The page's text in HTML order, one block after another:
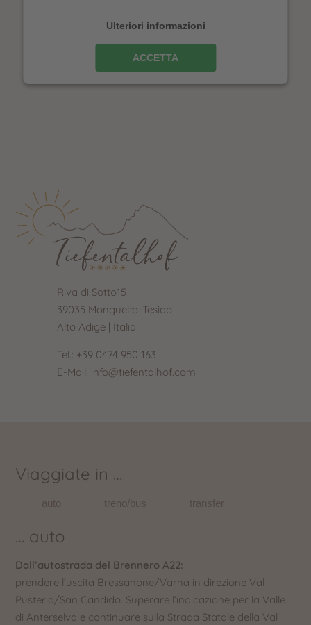
Riva di Sotto15
39035 Monguelfo-Tesido
Alto Adige | Italia
Tel.: +39 0474 950 163
E-Mail: info@tiefentalhof.com
Ulteriori informazioni
ACCETTA
Viaggiate in …
auto treno/bus transfer
… auto
Dall’autostrada del Brennero A22:
prendere l’uscita Bressanone/Varna in direzione Val
Pusteria/San Candido. Superare l’indicazione per la Valle
di Anterselva e continuare sulla Strada Statale della Val